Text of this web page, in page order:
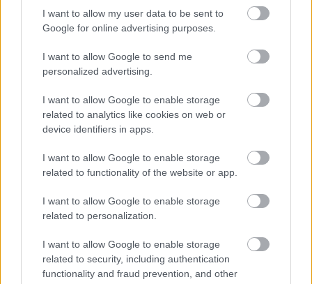
I want to allow my user data to be sent to
Google for online advertising purposes.
I want to allow Google to send me
personalized advertising.
I want to allow Google to enable storage
related to analytics like cookies on web or
device identifiers in apps.
I want to allow Google to enable storage
related to functionality of the website or app.
I want to allow Google to enable storage
related to personalization.
I want to allow Google to enable storage
related to security, including authentication
functionality and fraud prevention, and other
δεν υπήρχε αντίστοιχη πλατφόρμα που να απλοποιεί σε
τέτοιο βαθμό την οργάνωση των ταξιδιών.